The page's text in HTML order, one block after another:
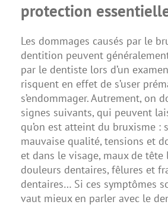
protection
Les dommages causés par le
dentition peuvent
par le dentiste lors d’un
risquent en effet de s’user
s’endommager. Autrement, on
signes suivants, qui peuvent
qu’on est atteint du bruxisme :
mauvaise qualité, tensions et
et dans le visage, maux de tête
douleurs dentaires, fêlures et
dentaires… Si ces symptômes
vaut mieux en parler avec le